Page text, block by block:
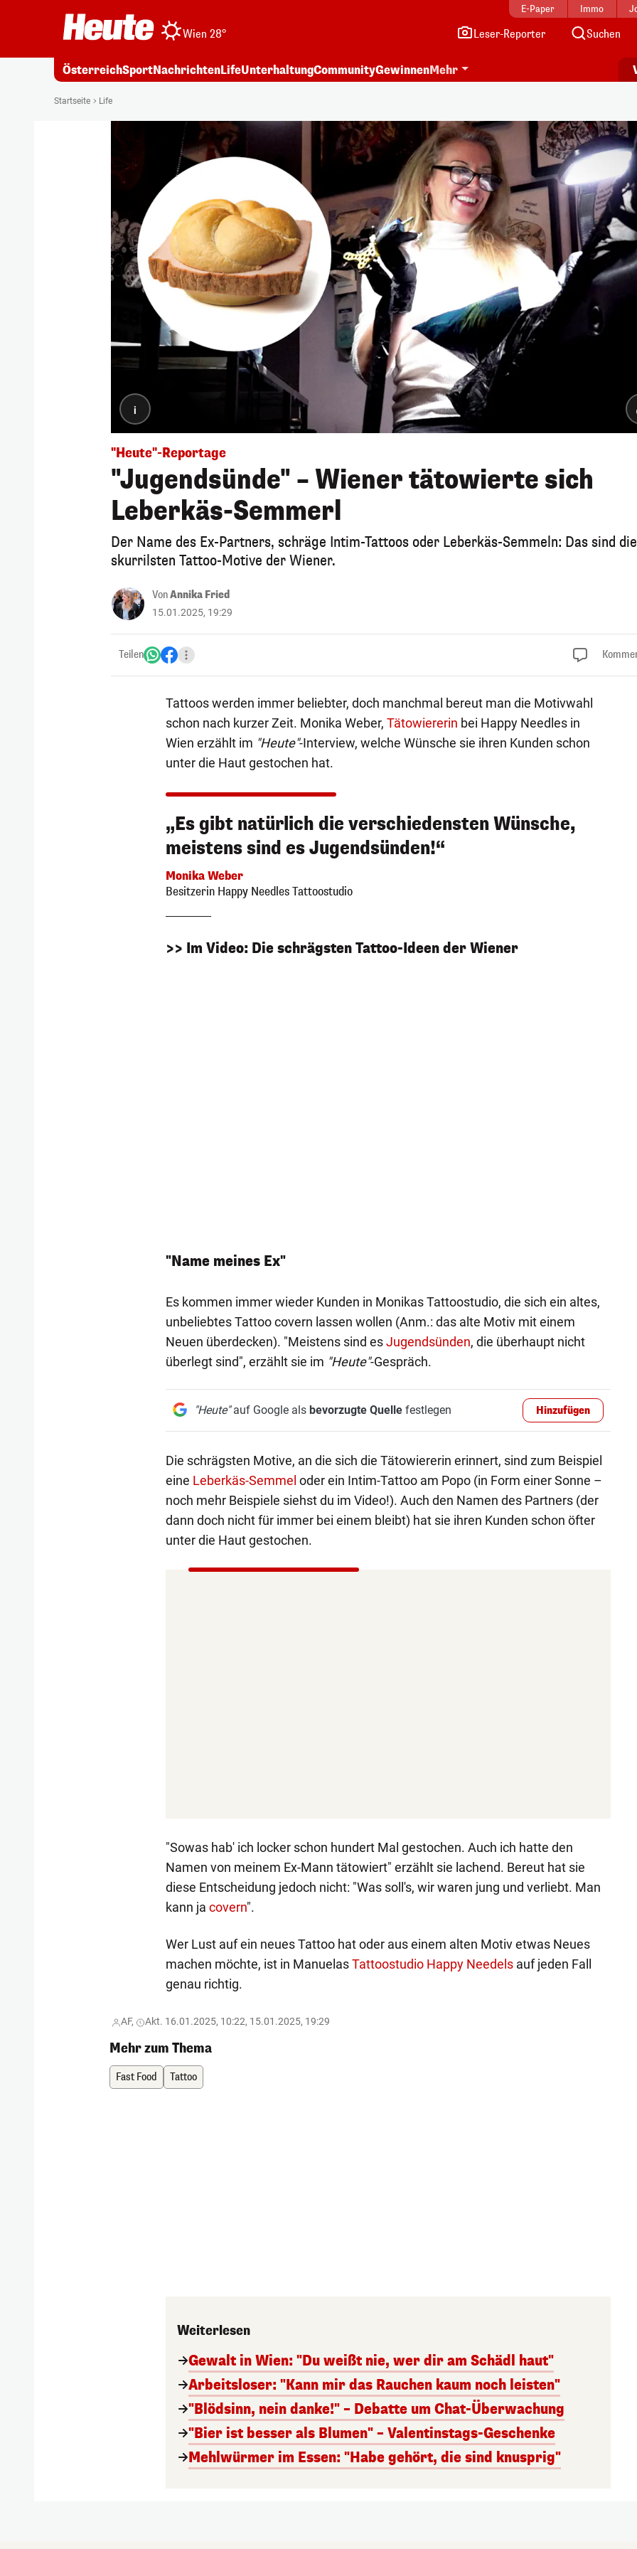
E-Paper Immo
Wien 28° Leser-Reporter Suchen
ÖsterreichSportNachrichtenLifeUnterhaltungCommunityGewinnenMehr
Startseite Life
i
"Heute"-Reportage
"Jugendsünde" – Wiener tätowierte sich
Leberkäs-Semmerl
Der Name des Ex-Partners, schräge Intim-Tattoos oder Leberkäs-Semmeln: Das sind die
skurrilsten Tattoo-Motive der Wiener.
VonAnnika Fried
15.01.2025, 19:29
Teilen
Tattoos werden immer beliebter, doch manchmal bereut man die Motivwahl
schon nach kurzer Zeit. Monika Weber, Tätowiererin bei Happy Needles in
Wien erzählt im "Heute"-Interview, welche Wünsche sie ihren Kunden schon
unter die Haut gestochen hat.
„Es gibt natürlich die verschiedensten Wünsche,
meistens sind es Jugendsünden!“
Monika Weber
Besitzerin Happy Needles Tattoostudio
>> Im Video: Die schrägsten Tattoo-Ideen der Wiener
"Name meines Ex"
Es kommen immer wieder Kunden in Monikas Tattoostudio, die sich ein altes,
unbeliebtes Tattoo covern lassen wollen (Anm.: das alte Motiv mit einem
Neuen überdecken). "Meistens sind esJugendsünden, die überhaupt nicht
überlegt sind", erzählt sie im "Heute"-Gespräch.
"Heute"auf Google als bevorzugte Quellefestlegen Hinzufügen
Die schrägsten Motive, an die sich die Tätowiererin erinnert, sind zum Beispiel
eine Leberkäs-Semmel oder ein Intim-Tattoo am Popo (in Form einer Sonne –
noch mehr Beispiele siehst du im Video!). Auch den Namen des Partners (der
dann doch nicht für immer bei einem bleibt) hat sie ihren Kunden schon öfter
unter die Haut gestochen.
"Sowas hab' ich locker schon hundert Mal gestochen. Auch ich hatte den
Namen von meinem Ex-Mann tätowiert" erzählt sie lachend. Bereut hat sie
diese Entscheidung jedoch nicht: "Was soll's, wir waren jung und verliebt. Man
kann ja covern".
Wer Lust auf ein neues Tattoo hat oder aus einem alten Motiv etwas Neues
machen möchte, ist in ManuelasTattoostudio Happy Needelsauf jeden Fall
genau richtig.
AF, Akt. 16.01.2025, 10:22, 15.01.2025, 19:29
Mehr zum Thema
Fast Food Tattoo
Weiterlesen
Gewalt in Wien: "Du weißt nie, wer dir am Schädl haut"
Arbeitsloser: "Kann mir das Rauchen kaum noch leisten"
"Blödsinn, nein danke!" – Debatte um Chat-Überwachung
"Bier ist besser als Blumen" – Valentinstags-Geschenke
Mehlwürmer im Essen: "Habe gehört, die sind knusprig"